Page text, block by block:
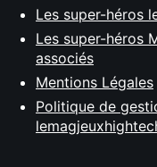
Les super-héros
Les super-héros
associés
Mentions Légales
Politique de